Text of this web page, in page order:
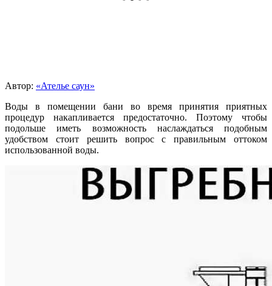
Автор: «Ателье саун»
Воды в помещении бани во время принятия приятных
процедур накапливается предостаточно. Поэтому чтобы
подольше иметь возможность наслаждаться подобным
удобством стоит решить вопрос с правильным оттоком
использованной воды.